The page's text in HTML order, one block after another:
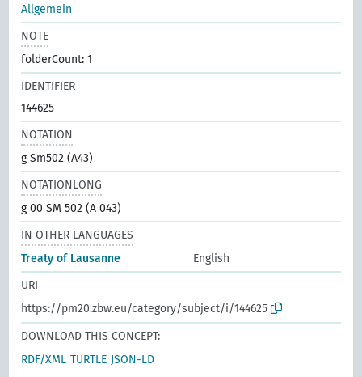
Allgemein
NOTE
folderCount: 1
IDENTIFIER
144625
NOTATION
g Sm502 (A43)
NOTATIONLONG
g 00 SM 502 (A 043)
IN OTHER LANGUAGES
Treaty of Lausanne
English
URI
https://pm20.zbw.eu/category/subject/i/144625
DOWNLOAD THIS CONCEPT:
RDF/XML TURTLE JSON-LD